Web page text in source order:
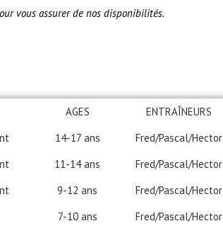
vous assurer de nos disponibilités.
AGES
ENTRAÎNEURS
14-17 ans
Fred/Pascal/Hector
11-14 ans
Fred/Pascal/Hector
9-12 ans
Fred/Pascal/Hector
7-10 ans
Fred/Pascal/Hector